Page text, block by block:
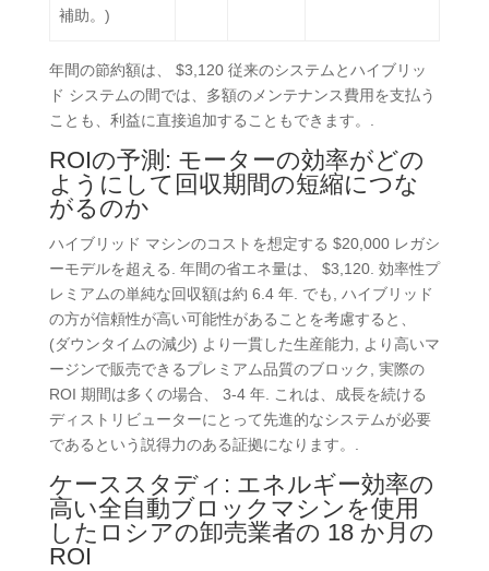
補助。)
年間の節約額は、 $3,120 従来のシステムとハイブリッ
ド システムの間では、多額のメンテナンス費用を支払う
ことも、利益に直接追加することもできます。.
ROIの予測: モーターの効率がどの
ようにして回収期間の短縮につな
がるのか
ハイブリッド マシンのコストを想定する $20,000 レガシ
ーモデルを超える. 年間の省エネ量は、 $3,120. 効率性プ
レミアムの単純な回収額は約 6.4 年. でも, ハイブリッド
の方が信頼性が高い可能性があることを考慮すると、
(ダウンタイムの減少) より一貫した生産能力, より高いマ
ージンで販売できるプレミアム品質のブロック, 実際の
ROI 期間は多くの場合、 3-4 年. これは、成長を続ける
ディストリビューターにとって先進的なシステムが必要
であるという説得力のある証拠になります。.
ケーススタディ: エネルギー効率の
高い全自動ブロックマシンを使用
したロシアの卸売業者の 18 か月の
ROI